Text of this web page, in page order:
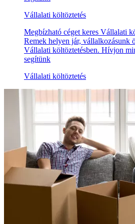
Vállalati költöztetés
Megbízható céget keres Vállalati
Remek helyen jár, vállalkozásunk
Vállalati költöztetésben. Hívjon
segítünk
Vállalati költöztetés